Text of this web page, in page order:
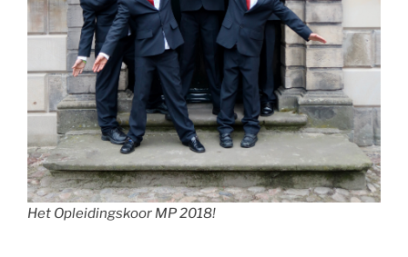
Het Opleidingskoor MP 2018!